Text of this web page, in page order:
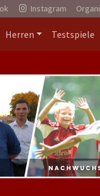
Instagram
Herren Testspiele